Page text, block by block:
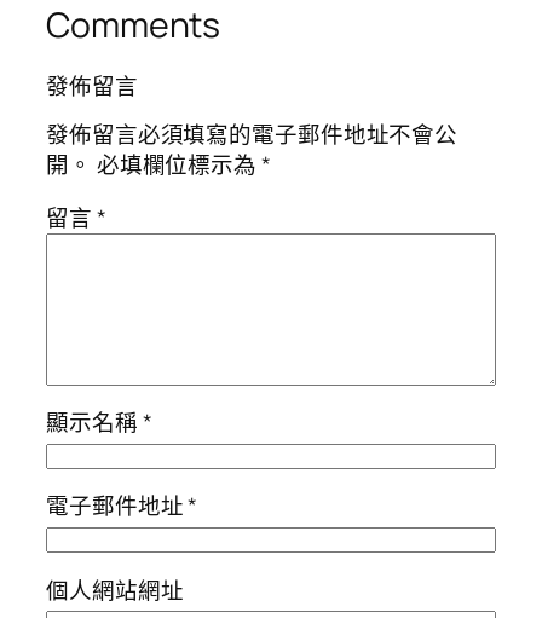
Comments
發佈留言
發佈留言必須填寫的電子郵件地址不會公
開。 必填欄位標示為*
留言*
顯示名稱*
電子郵件地址*
個人網站網址